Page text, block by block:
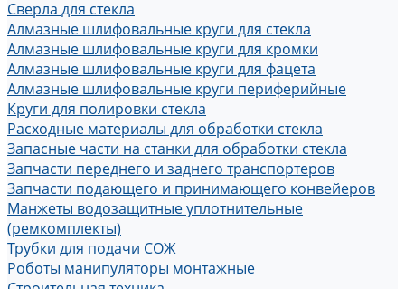
Сверла для стекла
Алмазные шлифовальные круги для стекла
Алмазные шлифовальные круги для кромки
Алмазные шлифовальные круги для фацета
Алмазные шлифовальные круги периферийные
Круги для полировки стекла
Расходные материалы для обработки стекла
Запасные части на станки для обработки стекла
Запчасти переднего и заднего транспортеров
Запчасти подающего и принимающего конвейеров
Манжеты водозащитные уплотнительные
(ремкомплекты)
Трубки для подачи СОЖ
Роботы манипуляторы монтажные